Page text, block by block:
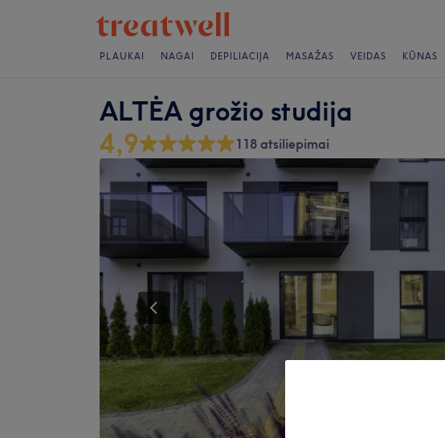
PLAUKAI NAGAI DEPILIACIJA MASAŽAS VEIDAS KŪNAS
ALTĖA grožio studija
4,9 118 atsiliepimai